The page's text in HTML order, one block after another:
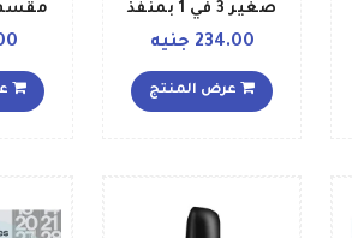
صغير 3 في 1 بمنفذ
ثندربولت أبيض
234.00 جنيه
عرض المنتج